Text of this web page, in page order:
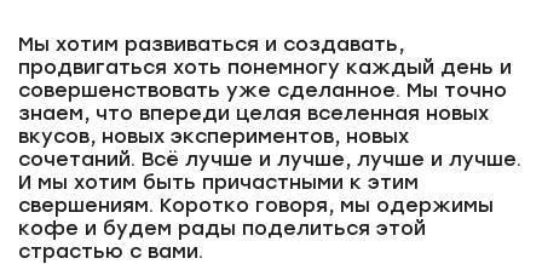
Мы хотим развиваться и создавать,
продвигаться хоть понемногу каждый день и
совершенствовать уже сделанное. Мы точно
знаем, что впереди целая вселенная новых
вкусов, новых экспериментов, новых
сочетаний. Всё лучше и лучше, лучше и лучше.
И мы хотим быть причастными к этим
свершениям. Коротко говоря, мы одержимы
кофе и будем рады поделиться этой
страстью с вами.